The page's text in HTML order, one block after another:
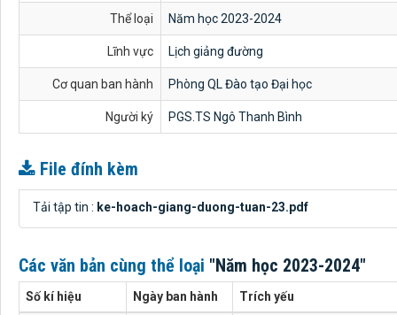
Thể loại Năm học 2023-2024
Lĩnh vực Lịch giảng đường
Cơ quan ban hành Phòng QL Đào tạo Đại học
Người ký PGS.TS Ngô Thanh Bình
File đính kèm
Tải tập tin : ke-hoach-giang-duong-tuan-23.pdf
Các văn bản cùng thể loại "Năm học 2023-2024"
Số kí hiệu Ngày ban hành Trích yếu